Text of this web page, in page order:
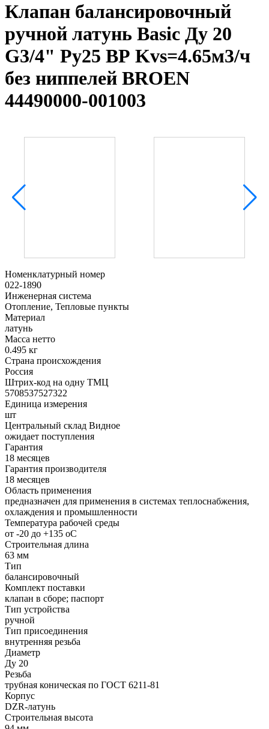
Клапан балансировочный
ручной латунь Basic Ду 20
G3/4" Ру25 ВР Kvs=4.65м3/ч
без ниппелей BROEN
44490000-001003
Номенклатурный номер
022-1890
Инженерная система
Отопление, Тепловые пункты
Материал
латунь
Масса нетто
0.495 кг
Страна происхождения
Россия
Штрих-код на одну ТМЦ
5708537527322
Единица измерения
шт
Центральный склад Видное
ожидает поступления
Гарантия
18 месяцев
Гарантия производителя
18 месяцев
Область применения
предназначен для применения в системах теплоснабжения,
охлаждения и промышленности
Температура рабочей среды
от -20 до +135 oC
Строительная длина
63 мм
Тип
балансировочный
Комплект поставки
клапан в сборе; паспорт
Тип устройства
ручной
Тип присоединения
внутренняя резьба
Диаметр
Ду 20
Резьба
трубная коническая по ГОСТ 6211-81
Корпус
DZR-латунь
Строительная высота